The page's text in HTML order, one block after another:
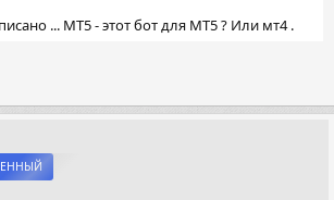
... МТ5 - этот бот для МТ5 ? Или мт4 .